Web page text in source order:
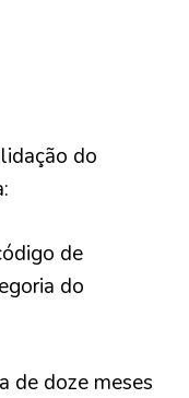
do
de
do
de doze meses